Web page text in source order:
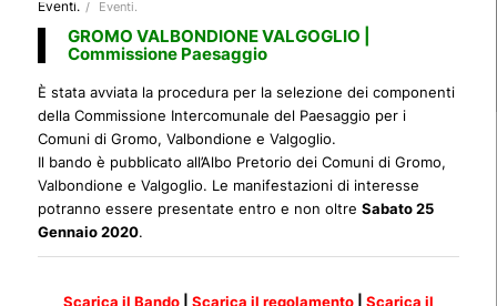
Eventi. / Eventi.
GROMO VALBONDIONE VALGOGLIO |
Commissione Paesaggio
È stata avviata la procedura per la selezione dei componenti
della Commissione Intercomunale del Paesaggio per i
Comuni di Gromo, Valbondione e Valgoglio.
Il bando è pubblicato all’Albo Pretorio dei Comuni di Gromo,
Valbondione e Valgoglio. Le manifestazioni di interesse
potranno essere presentate entro e non oltre Sabato 25
Gennaio 2020.
Scarica il Bando| Scarica il regolamento|
Scarica il